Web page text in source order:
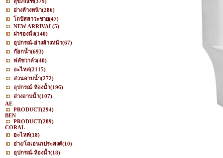
อ่างล้างหน้า(286)
โถปัสสาวะชาย(47)
NEW ARRIVAL(5)
ฝารองนั่ง(140)
อุปกรณ์-อ่างล้างหน้า(67)
ก๊อกน้ำ(693)
ฟลัชวาล์ว(40)
อะไหล่(2115)
ส่วนอาบน้ำ(272)
อุปกรณ์-ห้องน้ำ(196)
อ่างอาบน้ำ(107)
AE
PRODUCT(294)
BEN
PRODUCT(289)
CORAL
อะไหล่(18)
อ่าง/โถเอนกประสงค์(10)
อุปกรณ์-ห้องน้ำ(18)